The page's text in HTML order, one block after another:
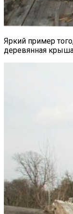
Яркий пример
деревянная